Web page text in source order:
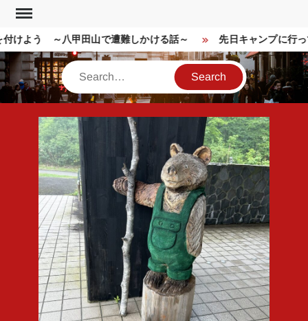
Skip
content
けよう ～八甲田山で遭難しかける話～ 先日キャンプに行
Search